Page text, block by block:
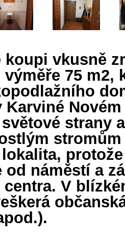
koupi vkusně
75 m2,
Karviné
strany
od náměstí a
V